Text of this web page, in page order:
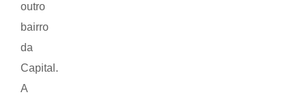
outro
bairro
da
Capital.
A